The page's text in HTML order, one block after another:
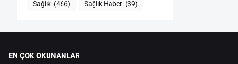
Sağlık (466) Sağlık Haber (39)
EN ÇOK OKUNANLAR